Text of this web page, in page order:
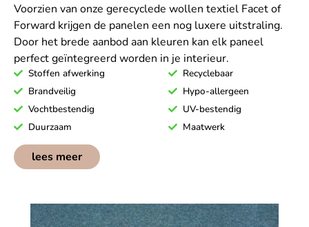
Voorzien van onze gerecyclede wollen textiel Facet of
Forward krijgen de panelen een nog luxere uitstraling.
Door het brede aanbod aan kleuren kan elk paneel
perfect geïntegreerd worden in je interieur.
Stoffen afwerking
Recyclebaar
Brandveilig
Hypo-allergeen
Vochtbestendig
UV-bestendig
Duurzaam
Maatwerk
lees meer